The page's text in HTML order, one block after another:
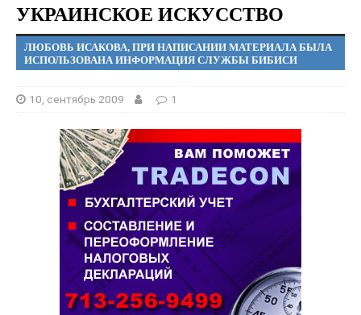
УКРАИНСКОЕ ИСКУССТВО
ЛЮБОВЬ ИСАКОВА, ПРИ НАПИСАНИИ МАТЕРИАЛА БЫЛА
ИСПОЛЬЗОВАНА ИНФОРМАЦИЯ СЛУЖБЫ БИБИСИ
10, сентябрь 2009 1